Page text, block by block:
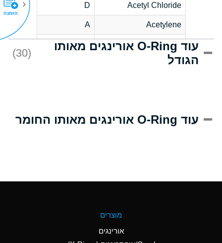
Acetyl Chloride
D
Acetylene
A
Acrlylonitrile
D
Adipic Acid
(Aqueous)
Aluminum Nitrate
עוד O-Ring אורינגים מאותו
הגודל
(30)
עוד O-Ring אורינגים מאותו החומר
מוצרים
אורינגים
הזמנה